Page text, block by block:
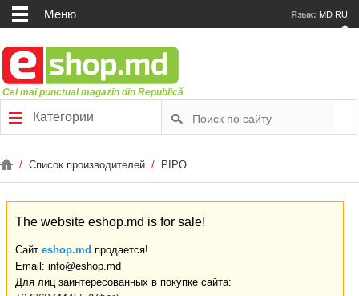
Меню Язык: MD RU
Cel mai punctual magazin din Republică
Категории
/ Список производителей / PIPO
The website eshop.md is for sale!
Сайт eshop.md продается!
Email: info@eshop.md
Для лиц заинтересованных в покупке сайта: